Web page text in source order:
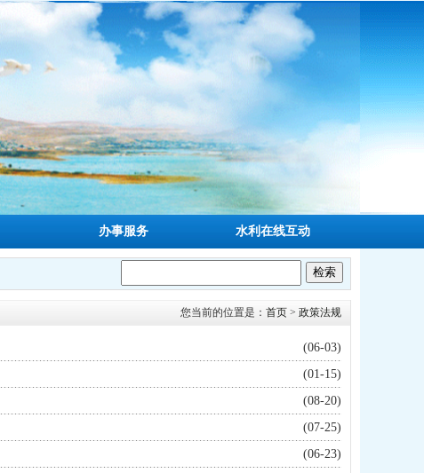
办事服务 水利在线互动
您当前的位置是： 首页 > 政策法规
(06-03)
(01-15)
(08-20)
(07-25)
(06-23)